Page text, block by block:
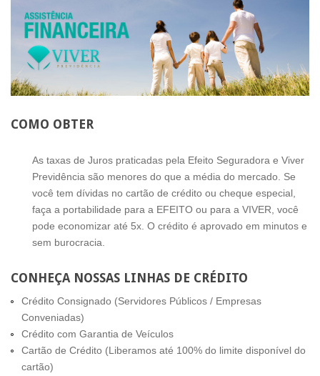
COMO OBTER
As taxas de Juros praticadas pela Efeito Seguradora e Viver
Previdência são menores do que a média do mercado. Se
você tem dívidas no cartão de crédito ou cheque especial,
faça a portabilidade para a EFEITO ou para a VIVER, você
pode economizar até 5x. O crédito é aprovado em minutos e
sem burocracia.
CONHEÇA NOSSAS LINHAS DE CRÉDITO
Crédito Consignado (Servidores Públicos / Empresas
Conveniadas)
Crédito com Garantia de Veículos
Cartão de Crédito (Liberamos até 100% do limite disponível do
cartão)